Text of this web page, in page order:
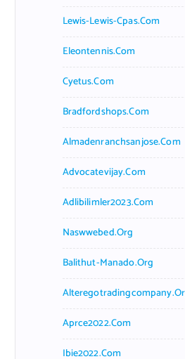
Lewis-Lewis-Cpas.com
Eleontennis.com
Cyetus.com
Bradfordshops.com
Almadenranchsanjose.com
Advocatevijay.com
Adlibilimler2023.com
Naswwebed.org
Balithut-Manado.org
Aprce2022.com
Ibie2022.com